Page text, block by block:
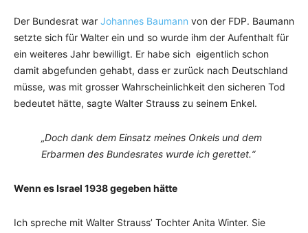
Der Bundesrat war Johannes Baumann von der FDP. Baumann
setzte sich für Walter ein und so wurde ihm der Aufenthalt für
ein weiteres Jahr bewilligt. Er habe sich eigentlich schon
damit abgefunden gehabt, dass er zurück nach Deutschland
müsse, was mit grosser Wahrscheinlichkeit den sicheren Tod
bedeutet hätte, sagte Walter Strauss zu seinem Enkel.
„Doch dank dem Einsatz meines Onkels und dem
Erbarmen des Bundesrates wurde ich gerettet.“
Wenn es Israel 1938 gegeben hätte
Ich spreche mit Walter Strauss’ Tochter Anita Winter. Sie